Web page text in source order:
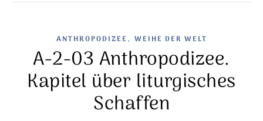
ANTHROPODIZEE , WEIHE DER WELT
A-2-03 Anthropodizee.
Kapitel über liturgisches
Schaffen